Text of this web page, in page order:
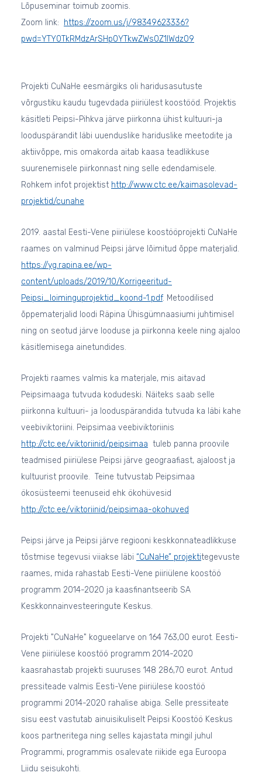
Lõpuseminar toimub zoomis.
Zoom link: https://zoom.us/j/98349623336?
pwd=YTY0TkRMdzArSHp0YTkwZWs0Z1lWdz09
Projekti CuNaHe eesmärgiks oli haridusasutuste
võrgustiku kaudu tugevdada piiriülest koostööd. Projektis
käsitleti Peipsi-Pihkva järve piirkonna ühist kultuuri-ja
looduspärandit läbi uuenduslike hariduslike meetodite ja
aktiivõppe, mis omakorda aitab kaasa teadlikkuse
suurenemisele piirkonnast ning selle edendamisele.
Rohkem infot projektist http://www.ctc.ee/kaimasolevad-
projektid/cunahe
2019. aastal Eesti-Vene piiriülese koostööprojekti CuNaHe
raames on valminud Peipsi järve lõimitud õppe materjalid.
https://yg.rapina.ee/wp-
content/uploads/2019/10/Korrigeeritud-
Peipsi_loiminguprojektid_koond-1.pdf. Metoodilised
õppematerjalid loodi Räpina Ühisgümnaasiumi juhtimisel
ning on seotud järve looduse ja piirkonna keele ning ajaloo
käsitlemisega ainetundides.
Projekti raames valmis ka materjale, mis aitavad
Peipsimaaga tutvuda kodudeski. Näiteks saab selle
piirkonna kultuuri- ja looduspärandida tutvuda ka läbi kahe
veebiviktoriini. Peipsimaa veebiviktoriinis
http://ctc.ee/viktoriinid/peipsimaa tuleb panna proovile
teadmised piiriülese Peipsi järve geograafiast, ajaloost ja
kultuurist proovile. Teine tutvustab Peipsimaa
ökosüsteemi teenuseid ehk ökohüvesid
http://ctc.ee/viktoriinid/peipsimaa-okohuved
Peipsi järve ja Peipsi järve regiooni keskkonnateadlikkuse
tõstmise tegevusi viiakse läbi “CuNaHe” projektitegevuste
raames, mida rahastab Eesti-Vene piiriülene koostöö
programm 2014-2020 ja kaasfinantseerib SA
Keskkonnainvesteeringute Keskus.
Projekti "CuNaHe" kogueelarve on 164 763,00 eurot. Eesti-
Vene piiriülese koostöö programm 2014-2020
kaasrahastab projekti suuruses 148 286,70 eurot. Antud
pressiteade valmis Eesti-Vene piiriülese koostöö
programmi 2014-2020 rahalise abiga. Selle pressiteate
sisu eest vastutab ainuisikuliselt Peipsi Koostöö Keskus
koos partneritega ning selles kajastata mingil juhul
Programmi, programmis osalevate riikide ega Euroopa
Liidu seisukohti.